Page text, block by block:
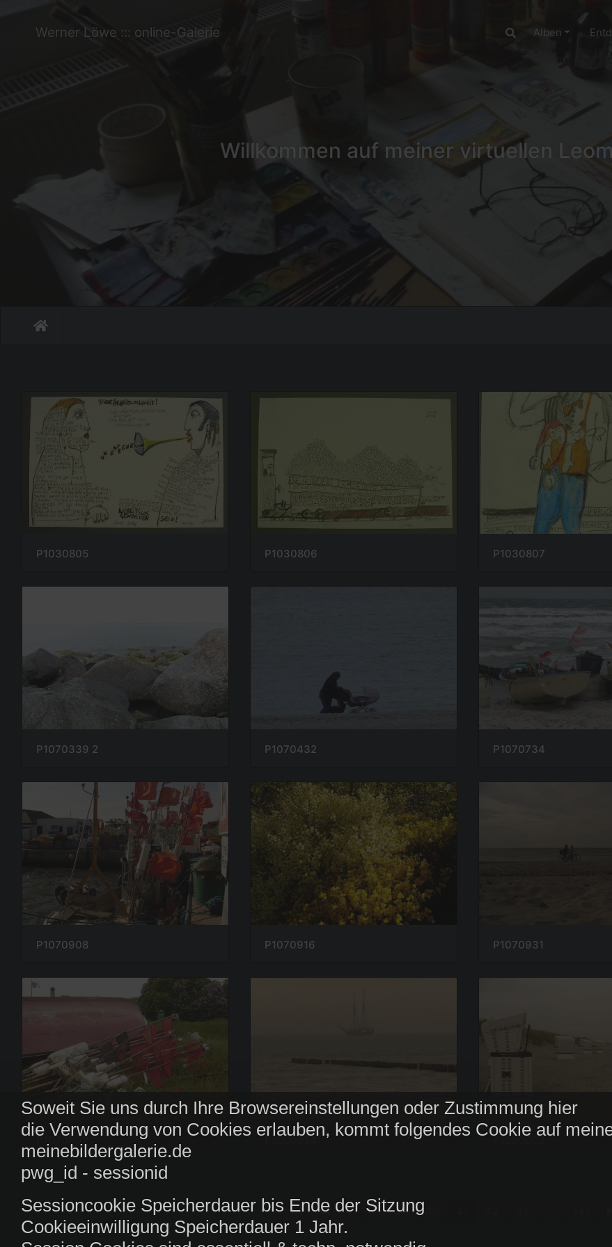
Werner Löwe ::: online-Galerie Alben
Willkommen auf meiner virtuellen
Soweit Sie uns durch Ihre Browsereinstellungen oder Zustimmung hier
die Verwendung von Cookies erlauben, kommt folgendes Cookie auf
meinebildergalerie.de
pwg_id - sessionid
Sessioncookie Speicherdauer bis Ende der Sitzung
Cookieeinwilligung Speicherdauer 1 Jahr.
P1030805 P1030806 P1030807
P1070339 2 P1070432 P1070734
P1070908 P1070916 P1070931
P1070992 P1080024 P1080026
1 ... 39